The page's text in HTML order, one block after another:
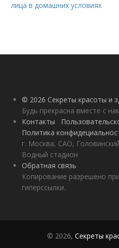
лица в домашних условиях
© 2026 Секреты красоты и
Будь прекрасна вместе с
Контакты
Политика
г. Москва, САО,
Водный стадион
Обратная связь
Копирование разрешено
гиперссылки.
© 2026, Секреты